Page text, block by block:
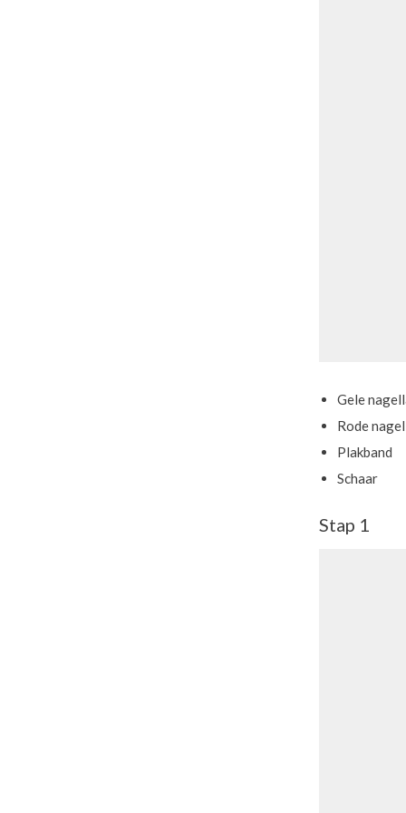
Gele
Rode
Plakband
Schaar
Stap 1